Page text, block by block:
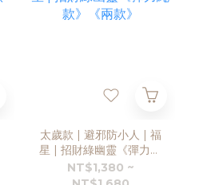
太歲款 | 避邪防小人 | 福
星 | 招財綠幽靈《彈力繩
款》《兩款》
NT$1,380 ~